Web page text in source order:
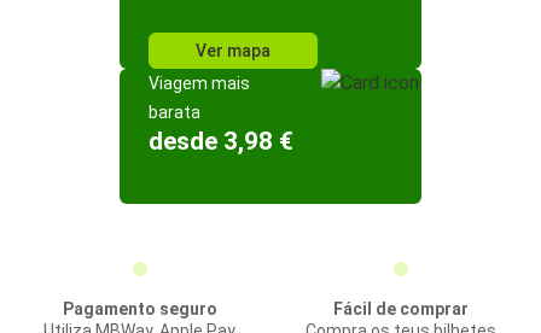
Ver mapa
Viagem mais
barata
desde 3,98 €
Pagamento seguro
Fácil de comprar